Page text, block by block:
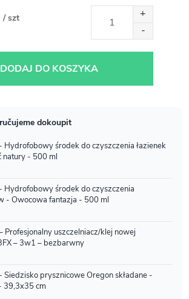
/ szt
DODAJ DO KOSZYKA